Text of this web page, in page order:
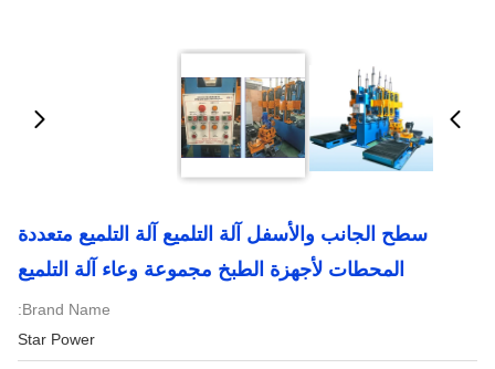
سطح الجانب والأسفل آلة التلميع آلة التلميع متعددة
المحطات لأجهزة الطبخ مجموعة وعاء آلة التلميع
Brand Name:
Star Power